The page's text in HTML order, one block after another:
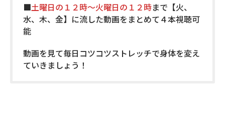
■土曜日の１２時〜火曜日の１２時まで【火、
水、木、金】に流した動画をまとめて４本視聴可
能
動画を見て毎日コツコツストレッチで身体を変え
ていきましょう！